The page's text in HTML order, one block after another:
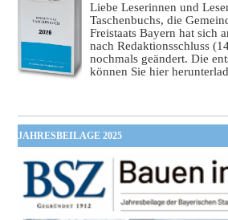
Liebe Leserinnen und
Taschenbuchs, die
Freistaats Bayern hat sich
nach Redaktionsschluss
nochmals geändert. Die
können Sie hier
JAHRESBEILAGE 2025